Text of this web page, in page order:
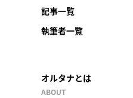
記事一覧
執筆者一覧
オルタナとは
ABOUT